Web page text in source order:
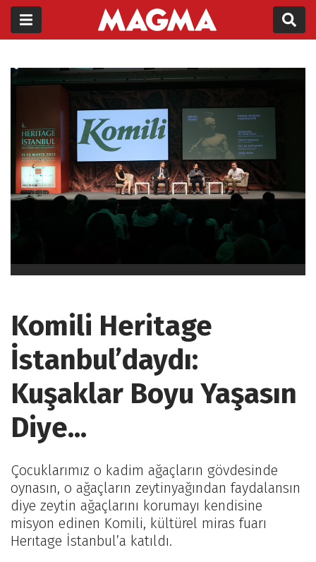
Komili Heritage
İstanbul’daydı:
Kuşaklar Boyu Yaşasın
Diye...
Çocuklarımız o kadim ağaçların gövdesinde
oynasın, o ağaçların zeytinyağından faydalansın
diye zeytin ağaçlarını korumayı kendisine
misyon edinen Komili, kültürel miras fuarı
Herıtage İstanbul’a katıldı.